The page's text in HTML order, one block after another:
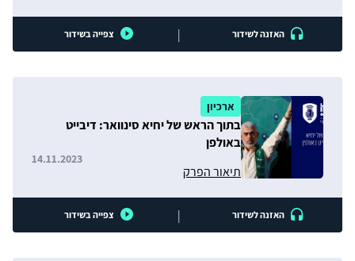
האזנה לשידור | צפייה בשידור
ארכיון
בתוך הראש של יחיא סינוואר: דיבייט
באולפן
תיאור הפרק
14.11.2023
האזנה לשידור | צפייה בשידור